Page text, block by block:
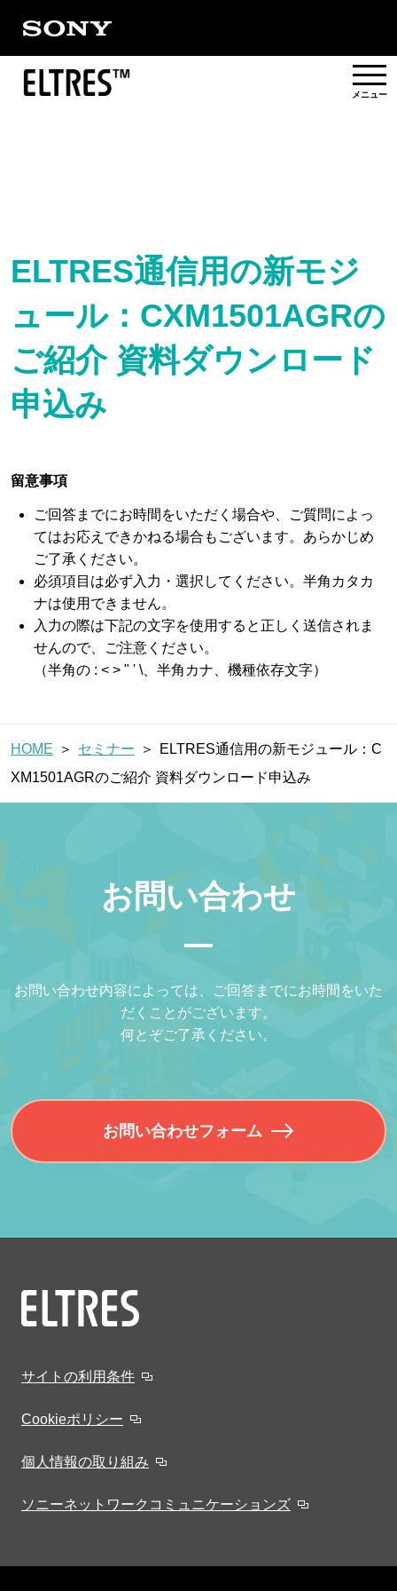
パートナー
対応製品
お問い合わせ
パートナー企業様ログイン
障害・メンテナンス情報
ELTRES通信用の新モジ
ュール：CXM1501AGRの
ご紹介 資料ダウンロード
申込み
留意事項
ご回答までにお時間をいただく場合や、ご質問によっ
てはお応えできかねる場合もございます。あらかじめ
ご了承ください。
必須項目は必ず入力・選択してください。半角カタカ
ナは使用できません。
入力の際は下記の文字を使用すると正しく送信されま
せんので、ご注意ください。
（半角の : < > " ' \、半角カナ、機種依存文字）
HOME セミナー
ELTRES通信用の新モジュール：C
XM1501AGRのご紹介 資料ダウンロード申込み
お問い合わせ
お問い合わせ内容によっては、ご回答までにお時間をいた
だくことがございます。
何とぞご了承ください。
お問い合わせフォーム
サイトの利用条件
Cookieポリシー
個人情報の取り組み
ソニーネットワークコミュニケーションズ